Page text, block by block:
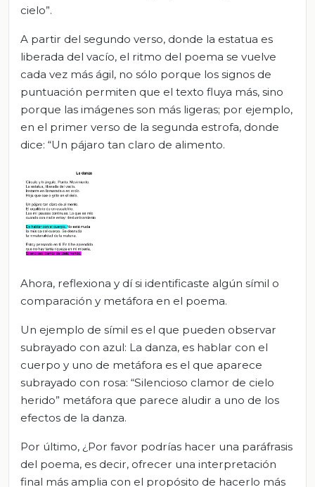
cielo”.
A partir del segundo verso, donde la estatua es
liberada del vacío, el ritmo del poema se vuelve
cada vez más ágil, no sólo porque los signos de
puntuación permiten que el texto fluya más, sino
porque las imágenes son más ligeras; por ejemplo,
en el primer verso de la segunda estrofa, donde
dice: “Un pájaro tan claro de alimento.
Ahora, reflexiona y dí si identificaste algún símil o
comparación y metáfora en el poema.
Un ejemplo de símil es el que pueden observar
subrayado con azul: La danza, es hablar con el
cuerpo y uno de metáfora es el que aparece
subrayado con rosa: “Silencioso clamor de cielo
herido” metáfora que parece aludir a uno de los
efectos de la danza.
Por último, ¿Por favor podrías hacer una paráfrasis
del poema, es decir, ofrecer una interpretación
final más amplia con el propósito de hacerlo más